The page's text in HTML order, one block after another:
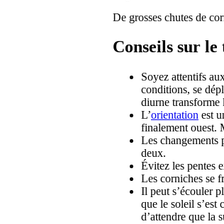
De grosses chutes de
Conseils sur
Soyez attentifs
conditions, se
diurne transforme
L’orientation est
finalement ouest.
Les changements
deux.
Évitez les pentes
Les corniches se
Il peut s’écouler
que le soleil s’est
d’attendre que la